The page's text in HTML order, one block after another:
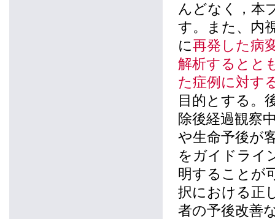
んどなく，本
す。また、内
に再発した病
解析するとと
た症例に対す
目的とする。
除後経過観察
や生命予後が
をガイドライ
明することが
択における正
者の予後改善